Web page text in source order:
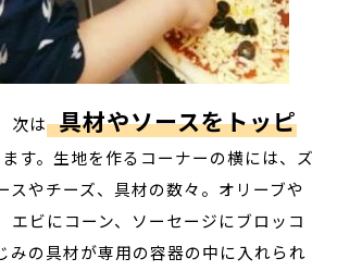
次は 具材やソースをトッピ
す。生地を作るコーナーの横には、ズ
スやチーズ、具材の数々。オリーブや
エビにコーン、ソーセージにブロッコ
みの具材が専用の容器の中に入れられ